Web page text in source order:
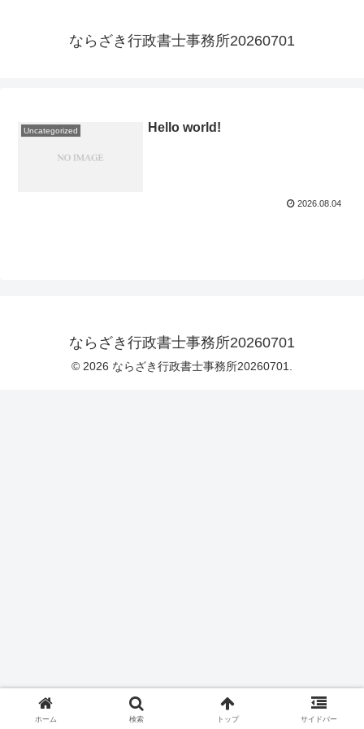
ならざき行政書士事務所20260701
Uncategorized Hello world!
2026.08.04
ならざき行政書士事務所20260701
© 2026 ならざき行政書士事務所20260701.
ホーム 検索 トップ サイドバー